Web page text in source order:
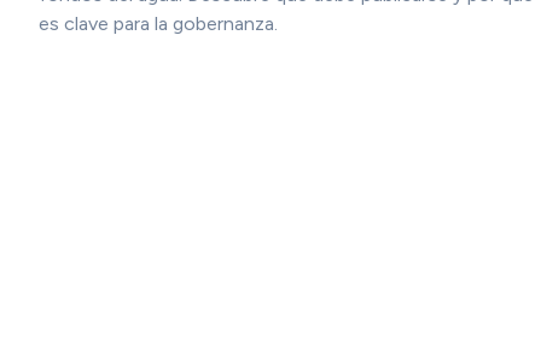
es clave para la gobernanza.